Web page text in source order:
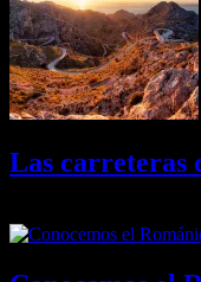
Las carreteras